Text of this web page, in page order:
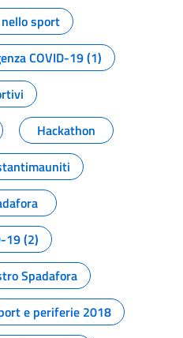
pagina
sport
COVID-19 (1)
Hackathon
19 (2)
Spadafora
e periferie 2018